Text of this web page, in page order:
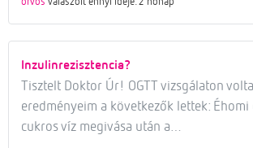
Inzulinrezisztencia?
Tisztelt Doktor Úr! OGTT vizsgálaton
eredményeim a következők lettek: Éhomi
cukros víz megivása után a…